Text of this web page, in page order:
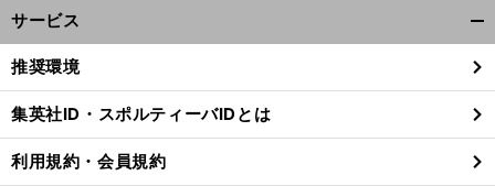
サービス
閉
る
推奨環境
集英社ID・スポルティーバIDとは
利用規約・会員規約